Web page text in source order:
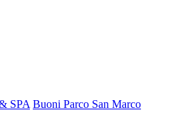
SPA Buoni Parco San Marco